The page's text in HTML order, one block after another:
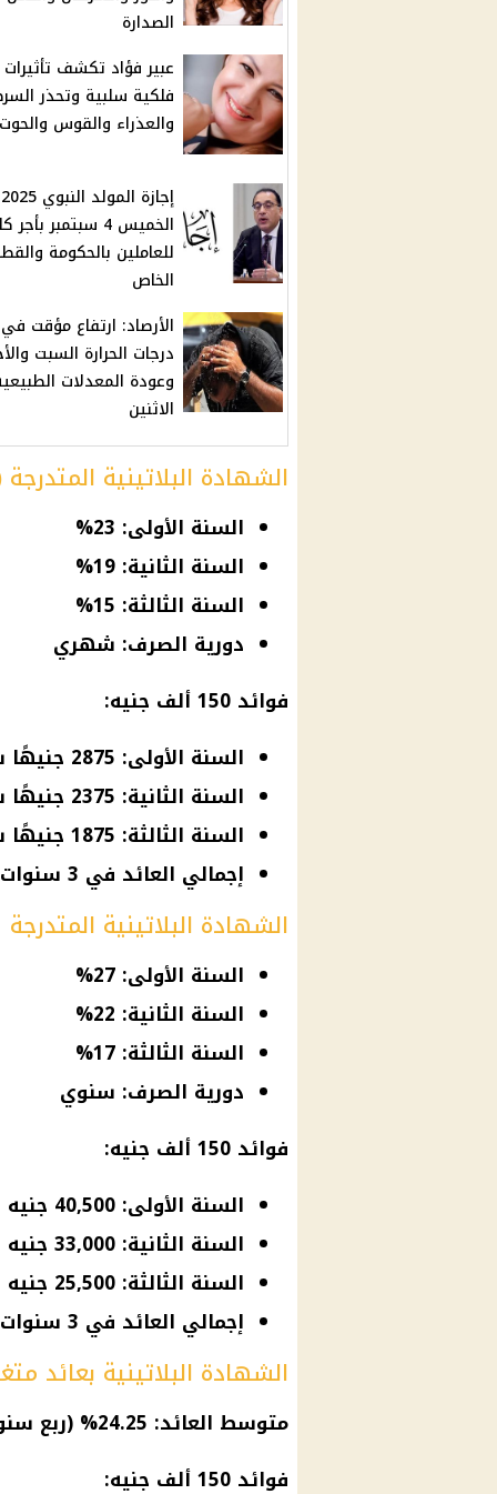
الصدارة
عبير فؤاد تكشف تأثيرات
فلكية سلبية وتحذر
والعذراء والقوس والحوت
الخميس 4 سبتمبر
للعاملين بالحكومة
الخاص
الأرصاد: ارتفاع مؤقت في
درجات الحرارة السبت
وعودة المعدلات
الاثنين
الشهادة البلاتينية المتدرجة (3
السنة الأولى: 23%
السنة الثانية: 19%
السنة الثالثة: 15%
دورية الصرف: شهري
فوائد 150 ألف جنيه:
السنة الأولى: 2875 جنيهًا شهريًا × 12 = 34,500 جنيه
السنة الثانية: 2375 جنيهًا شهريًا × 12 = 28,500 جنيه
السنة الثالثة: 1875 جنيهًا شهريًا × 12 = 22,500 جنيه
إجمالي العائد في 3 سنوات = 85,500 جنيه
الشهادة البلاتينية المتدرجة
السنة الأولى: 27%
السنة الثانية: 22%
السنة الثالثة: 17%
دورية الصرف: سنوي
فوائد 150 ألف جنيه:
السنة الأولى: 40,500 جنيه
السنة الثانية: 33,000 جنيه
السنة الثالثة: 25,500 جنيه
إجمالي العائد في 3 سنوات = 99,000 جنيه
الشهادة البلاتينية بعائد متغير (3
متوسط العائد: 24.25% (ربع سنوي)
فوائد 150 ألف جنيه: